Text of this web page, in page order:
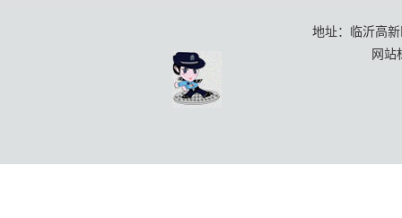
地址：临沂高
网站